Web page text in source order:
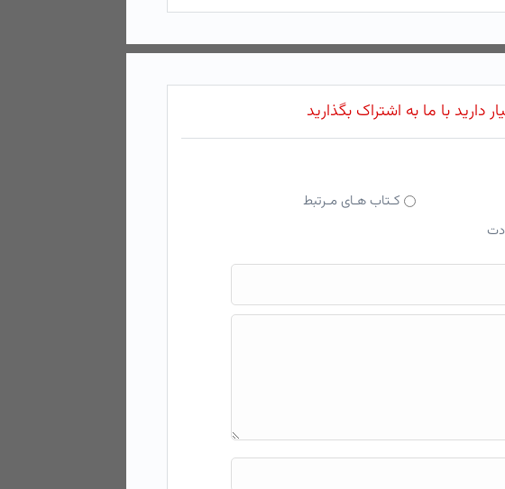
با ما به اشتراک بگذارید
کـتاب هـای مـرتبط